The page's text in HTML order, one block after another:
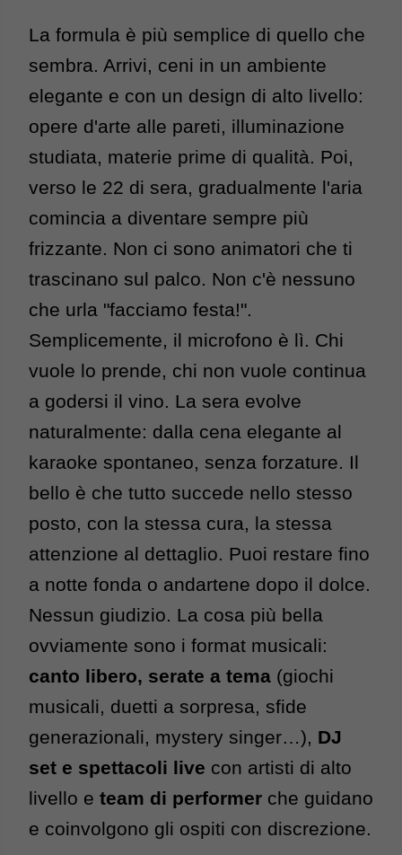
La formula è più semplice di quello che
sembra. Arrivi, ceni in un ambiente
elegante e con un design di alto livello:
opere d'arte alle pareti, illuminazione
studiata, materie prime di qualità. Poi,
verso le 22 di sera, gradualmente l'aria
comincia a diventare sempre più
frizzante. Non ci sono animatori che ti
trascinano sul palco. Non c'è nessuno
che urla "facciamo festa!".
Semplicemente, il microfono è lì. Chi
vuole lo prende, chi non vuole continua
a godersi il vino. La sera evolve
naturalmente: dalla cena elegante al
karaoke spontaneo, senza forzature. Il
bello è che tutto succede nello stesso
posto, con la stessa cura, la stessa
attenzione al dettaglio. Puoi restare fino
a notte fonda o andartene dopo il dolce.
Nessun giudizio. La cosa più bella
canto libero, serate a tema (giochi
musicali, duetti a sorpresa, sfide
generazionali, mystery singer…), DJ
set e spettacoli live con artisti di alto
livello e team di performer che guidano
e coinvolgono gli ospiti con discrezione.